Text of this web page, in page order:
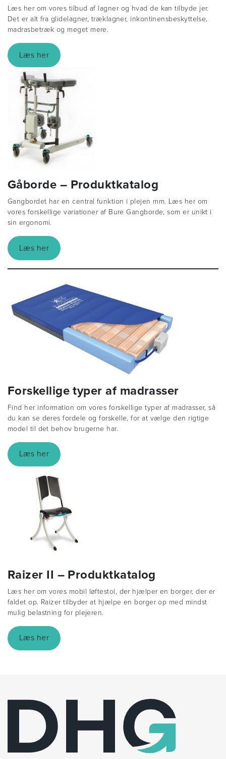
Læs her om vores tilbud af lagner og hvad de kan tilbyde jer.
Det er alt fra glidelagner, træklagner, inkontinensbeskyttelse,
madrasbetræk og meget mere.
Læs her
Gåborde – Produktkatalog
Gangbordet har en central funktion i plejen mm. Læs her om
vores forskellige variationer af Bure Gangborde, som er unikt i
sin ergonomi.
Læs her
Forskellige typer af madrasser
Find her information om vores forskellige typer af madrasser, så
du kan se deres fordele og forskelle, for at vælge den rigtige
model til det behov brugerne har.
Læs her
Raizer II – Produktkatalog
Læs her om vores mobil løftestol, der hjælper en borger, der er
faldet op. Raizer tilbyder at hjælpe en borger op med mindst
mulig belastning for plejeren.
Læs her